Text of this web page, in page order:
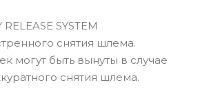
SYSTEM
снятия шлема.
могут быть вынуты в случае
снятия шлема.